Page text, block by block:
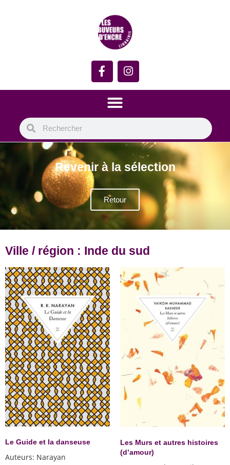
Revenir à la sélection
Retour
Ville / région : Inde du sud
Le Guide et la danseuse
Auteurs: Narayan
Les Murs et autres histoires
(d’amour)